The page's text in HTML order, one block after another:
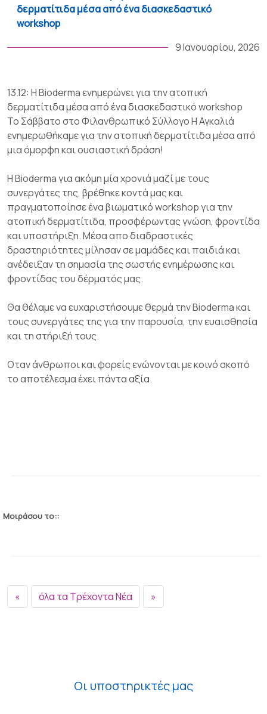
δερματίτιδα μέσα από ένα διασκεδαστικό
workshop
9 Ιανουαρίου, 2026
13.12: Η Bioderma ενημερώνει για την ατοπική
δερματίτιδα μέσα από ένα διασκεδαστικό workshop
Το Σάββατο στο Φιλανθρωπικό Σύλλογο Η Αγκαλιά
ενημερωθήκαμε για την ατοπική δερματίτιδα μέσα από
μια όμορφη και ουσιαστική δράση!
Η Bioderma για ακόμη μία χρονιά μαζί με τους
συνεργάτες της, βρέθηκε κοντά μας και
πραγματοποίησε ένα βιωματικό workshop για την
ατοπική δερματίτιδα, προσφέρωντας γνώση, φροντίδα
και υποστήριξη. Μέσα απο διαδραστικές
δραστηριότητες μίλησαν σε μαμάδες και παιδιά και
ανέδειξαν τη σημασία της σωστής ενημέρωσης και
φροντίδας του δέρματός μας.
Θα θέλαμε να ευχαριστήσουμε θερμά την Bioderma και
τους συνεργάτες της για την παρουσία, την ευαισθησία
και τη στήριξή τους.
Οταν άνθρωποι και φορείς ενώνονται με κοινό σκοπό
το αποτέλεσμα έχει πάντα αξία.
Μοιράσου το::
« όλα τα Τρέχοντα Νέα »
Οι υποστηρικτές μας